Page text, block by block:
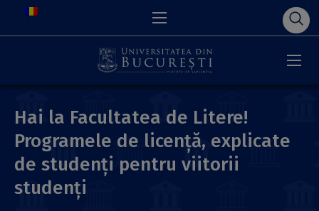
Hai la Facultatea de Litere!
Programele de licență, explicate
de studenți pentru viitorii
studenți